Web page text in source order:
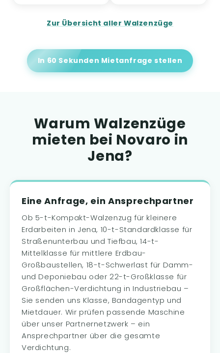
Zur Übersicht aller Walzenzüge
In 60 Sekunden Mietanfrage stellen
Warum Walzenzüge
mieten bei Novaro in
Jena?
Eine Anfrage, ein Ansprechpartner
Ob 5-t-Kompakt-Walzenzug für kleinere
Erdarbeiten in Jena, 10-t-Standardklasse für
Straßenunterbau und Tiefbau, 14-t-
Mittelklasse für mittlere Erdbau-
Großbaustellen, 18-t-Schwerlast für Damm-
und Deponiebau oder 22-t-Großklasse für
Großflächen-Verdichtung in Industriebau –
Sie senden uns Klasse, Bandagentyp und
Mietdauer. Wir prüfen passende Maschine
über unser Partnernetzwerk – ein
Ansprechpartner über die gesamte
Verdichtung.